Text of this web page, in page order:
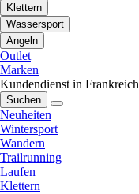
Klettern
Wassersport
Angeln
Outlet
Marken
Kundendienst in Frankreich
Suchen
Neuheiten
Wintersport
Wandern
Trailrunning
Laufen
Klettern